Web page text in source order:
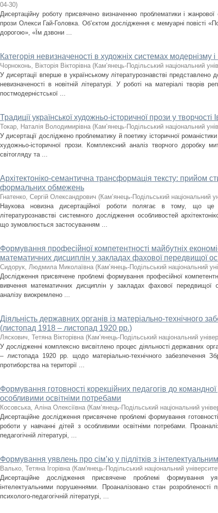
04-30)
Дисертаційну роботу присвячено визначенню проблематики і
прози Олекси Гай-Головка. Об’єктом дослідження є мемуарні повісті
дорогою», «Їм дзвони ...
Категорія невизначеності в художніх системах модернізму
Чорноконь, Вікторія Вікторівна (Кам’янець-Подільський національний
У дисертації вперше в українському літературознавстві представлено
невизначеності в новітній літературі. У роботі на матеріалі творів
постмодерністської ...
Традиції української художньо-історичної прози у творчості
Токар, Наталія Володимирівна (Кам’янець-Подільський національний
У дисертації досліджено проблематику й поетику історичної
художньо-історичної прози. Комплексний аналіз творчого доробку
світогляду та ...
Архітектоніко-семантична трансформація тексту: прийом
формальних обмежень
Гнатенко, Сергій Олександрович (Кам’янець-Подільський національний
Наукова новизна дисертаційної роботи полягає в тому, що
літературознавстві системного дослідження особливостей
що зумовлюється застосуванням ...
Формування професійної компетентності майбутніх
математичних дисциплін у закладах фахової передвищої
Сидорук, Людмила Миколаївна (Кам’янець-Подільський національний
Дослідження присвячене проблемі формування професійної
вивчення математичних дисциплін у закладах фахової передвищої
аналізу виокремлено ...
Діяльність державних органів із матеріально-технічного
(листопад 1918 – листопад 1920 рр.)
Ляскович, Тетяна Вікторівна (Кам’янець-Подільський національний
У дослідженні комплексно висвітлено процес діяльності державних
– листопада 1920 рр. щодо матеріально-технічного забезпечення
протиборства на території ...
Формування готовності корекційних педагогів до
особливими освітніми потребами
Косовська, Аліна Олексіївна (Кам’янець-Подільський національний
Дисертаційне дослідження присвячене проблемі формування
роботи у навчанні дітей з особливими освітніми потребами.
педагогічній літературі, ...
Формування уявлень про сім’ю у підлітків з
Валько, Тетяна Ігорівна (Кам'янець-Подільський національний
Дисертаційне дослідження присвячене проблемі формування
інтелектуальними порушеннями. Проаналізовано стан розробленості
психолого-педагогічній літературі, ...